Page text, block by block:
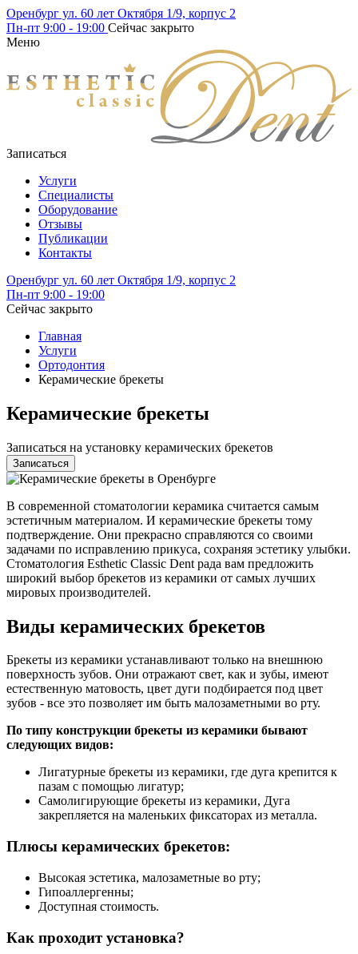
Оренбург ул. 60 лет Октября 1/9, корпус 2
Пн-пт 9:00 - 19:00 Сейчас закрыто
Меню
Записаться
Услуги
Специалисты
Оборудование
Отзывы
Публикации
Контакты
Оренбург ул. 60 лет Октября 1/9, корпус 2
Пн-пт 9:00 - 19:00
Сейчас закрыто
Главная
Услуги
Ортодонтия
Керамические брекеты
Керамические брекеты
Записаться на установку керамических брекетов
Записаться
В современной стоматологии керамика считается самым
эстетичным материалом. И керамические брекеты тому
подтверждение. Они прекрасно справляются со своими
задачами по исправлению прикуса, сохраняя эстетику улыбки.
Стоматология Esthetic Classic Dent рада вам предложить
широкий выбор брекетов из керамики от самых лучших
мировых производителей.
Виды керамических брекетов
Брекеты из керамики устанавливают только на внешнюю
поверхность зубов. Они отражают свет, как и зубы, имеют
естественную матовость, цвет дуги подбирается под цвет
зубов - все это позволяет им быть малозаметными во рту.
По типу конструкции брекеты из керамики бывают
следующих видов:
Лигатурные брекеты из керамики, где дуга крепится к
пазам с помощью лигатур;
Самолигирующие брекеты из керамики, Дуга
закрепляется на маленьких фиксаторах из металла.
Плюсы керамических брекетов:
Высокая эстетика, малозаметные во рту;
Гипоаллергенны;
Доступная стоимость.
Как проходит установка?